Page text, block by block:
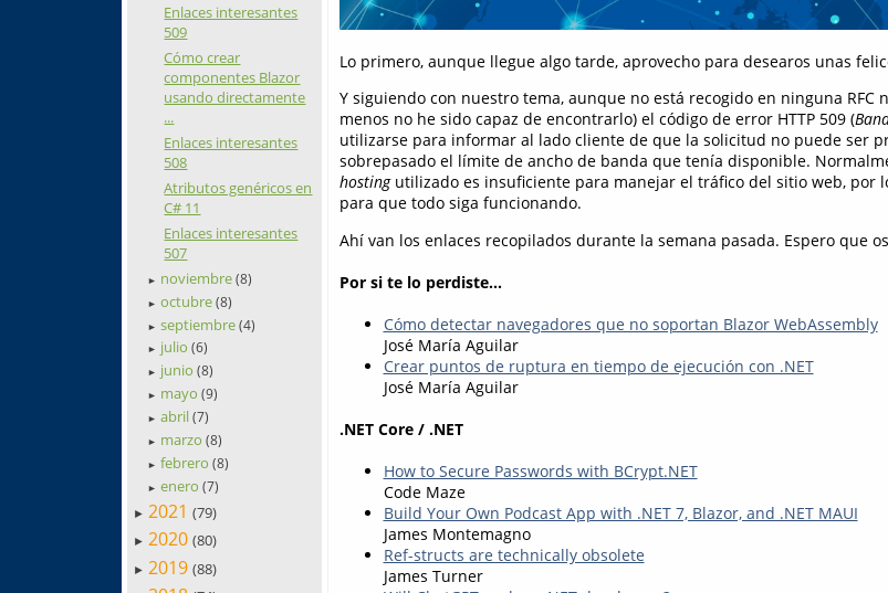
Enlaces interesantes
509
Cómo crear
componentes Blazor
usando directamente
...
Enlaces interesantes
508
Atributos genéricos en
C# 11
Enlaces interesantes
507
► noviembre(8)
► octubre(8)
► septiembre(4)
► julio(6)
► junio(8)
► mayo(9)
► abril(7)
► marzo(8)
► febrero(8)
► enero(7)
► 2021 (79)
► 2020 (80)
► 2019 (88)
Lo primero, aunque llegue algo tarde, aprovecho para desearos unas
Y siguiendo con nuestro tema, aunque no está recogido en ninguna RFC
menos no he sido capaz de encontrarlo) el código de error HTTP 509 (
utilizarse para informar al lado cliente de que la solicitud no puede ser
sobrepasado el límite de ancho de banda que tenía disponible.
hostingutilizado es insuficiente para manejar el tráfico del sitio web, por
para que todo siga funcionando.
Ahí van los enlaces recopilados durante la semana pasada. Espero que
Por si te lo perdiste...
Cómo detectar navegadores que no soportan Blazor WebAssembly
José María Aguilar
Crear puntos de ruptura en tiempo de ejecución con .NET
José María Aguilar
.NET Core / .NET
How to Secure Passwords with BCrypt.NET
Code Maze
Build Your Own Podcast App with .NET 7, Blazor, and .NET MAUI
James Montemagno
Ref-structs are technically obsolete
James Turner